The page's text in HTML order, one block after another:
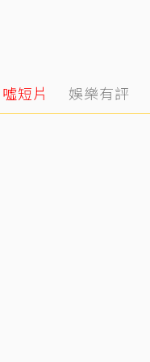
噓短片 娛樂有評